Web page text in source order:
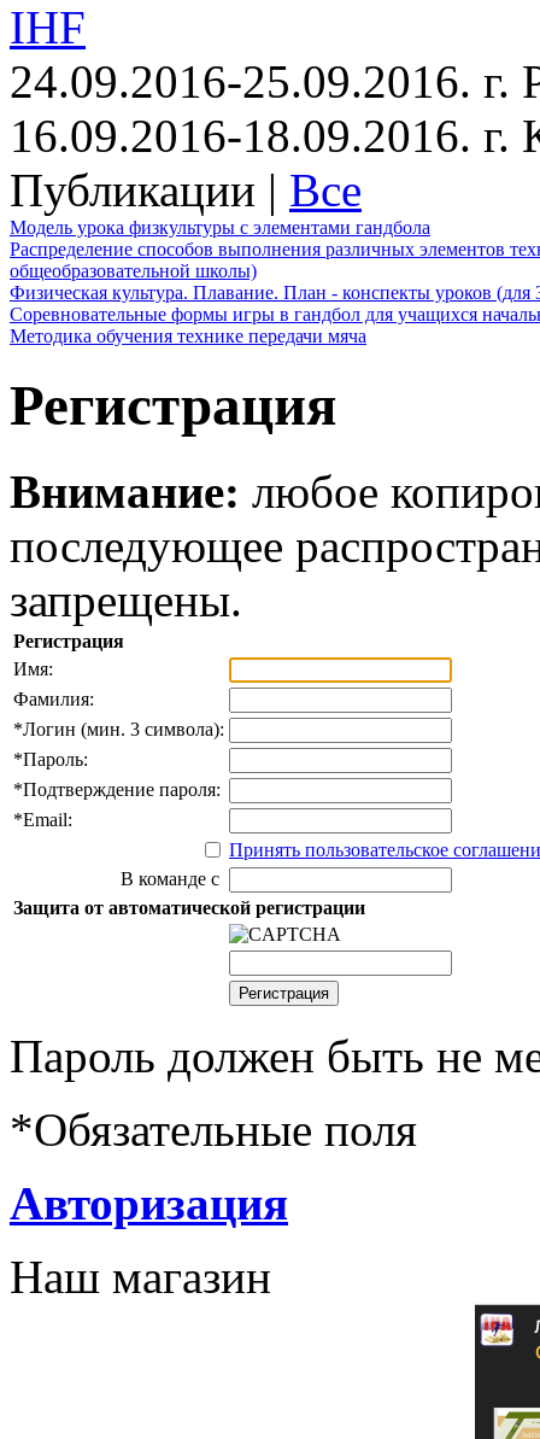
IHF
24.09.2016-25.09.2016. г.
16.09.2016-18.09.2016.
Публикации | Все
Модель урока физкультуры с элементами гандбола
Распределение способов выполнения различных элементов
общеобразовательной школы)
Физическая культура. Плавание. План - конспекты уроков (для
Соревновательные формы игры в гандбол для учащихся
Методика обучения технике передачи мяча
Регистрация
Внимание: любое
последующее
запрещены.
Регистрация
Имя:
Фамилия:
*Логин (мин. 3 символа):
*Пароль:
*Подтверждение пароля:
*Email:
Принять пользовательское
В команде с
Защита от автоматической регистрации
Пароль должен быть не
*Обязательные поля
Авторизация
Наш магазин